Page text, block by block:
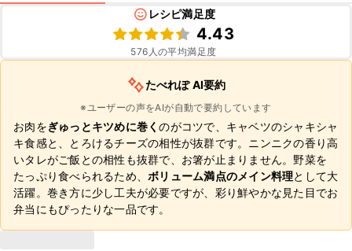
レシピ満足度
4.43
576 人の平均満足度
たべれぽ AI要約
※ユーザーの声をAIが自動で要約しています
お肉をぎゅっとキツめに巻くのがコツで、キャベツのシャキシャ
キ食感と、とろけるチーズの相性が抜群です。ニンニクの香り高
いタレがご飯との相性も抜群で、お箸が止まりません。野菜を
たっぷり食べられるため、 ボリューム満点のメイン料理として大
活躍。巻き方に少し工夫が必要ですが、彩り鮮やかな見た目でお
弁当にもぴったりな一品です。